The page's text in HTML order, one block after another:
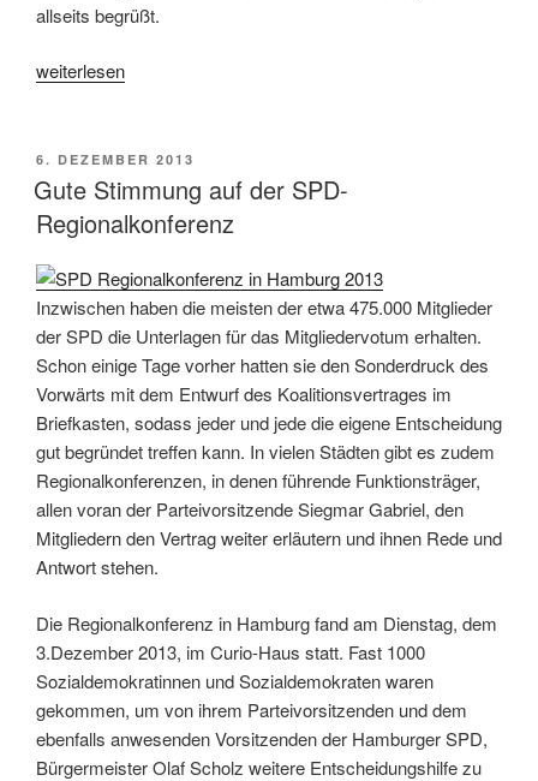
allseits begrüßt.
„SPD
einstimmig
für
große
Koalition
in
Harburg
aus“
weiterlesen
VERÖFFENTLICHT
AM
6. DEZEMBER 2013
Gute Stimmung auf der SPD-
Regionalkonferenz
Inzwischen haben die meisten der etwa 475.000 Mitglieder
der SPD die Unterlagen für das Mitgliedervotum erhalten.
Schon einige Tage vorher hatten sie den Sonderdruck des
Vorwärts mit dem Entwurf des Koalitionsvertrages im
Briefkasten, sodass jeder und jede die eigene Entscheidung
gut begründet treffen kann. In vielen Städten gibt es zudem
Regionalkonferenzen, in denen führende Funktionsträger,
allen voran der Parteivorsitzende Siegmar Gabriel, den
Mitgliedern den Vertrag weiter erläutern und ihnen Rede und
Antwort stehen.
Die Regionalkonferenz in Hamburg fand am Dienstag, dem
3.Dezember 2013, im Curio-Haus statt. Fast 1000
Sozialdemokratinnen und Sozialdemokraten waren
gekommen, um von ihrem Parteivorsitzenden und dem
ebenfalls anwesenden Vorsitzenden der Hamburger SPD,
Bürgermeister Olaf Scholz weitere Entscheidungshilfe zu